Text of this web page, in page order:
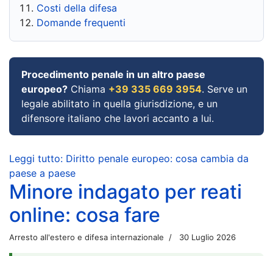
Costi della difesa
Domande frequenti
Procedimento penale in un altro paese
europeo? Chiama +39 335 669 3954. Serve un
legale abilitato in quella giurisdizione, e un
difensore italiano che lavori accanto a lui.
Leggi tutto: Diritto penale europeo: cosa cambia da
paese a paese
Minore indagato per reati
online: cosa fare
Arresto all'estero e difesa internazionale 30 Luglio 2026